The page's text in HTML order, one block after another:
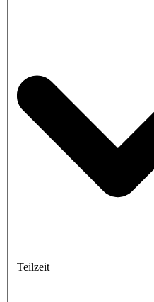
Teilzeit